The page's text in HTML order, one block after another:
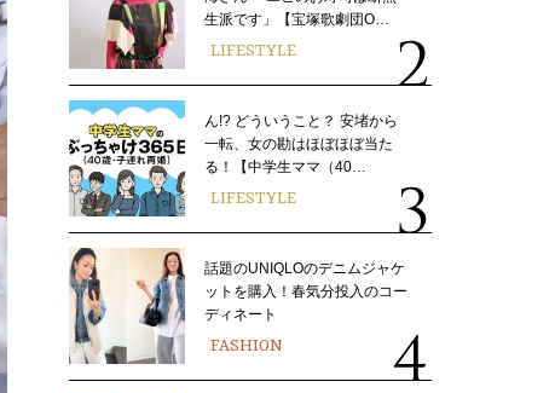
生派です」【宝塚歌劇団O…
LIFESTYLE
ん!? どういうこと？ 安堵から
一転、女の勘はほぼほぼ当た
る！【中学生ママ（40…
LIFESTYLE
話題のUNIQLOのデニムジャケ
ットを購入！春気分投入のコー
ディネート
FASHION